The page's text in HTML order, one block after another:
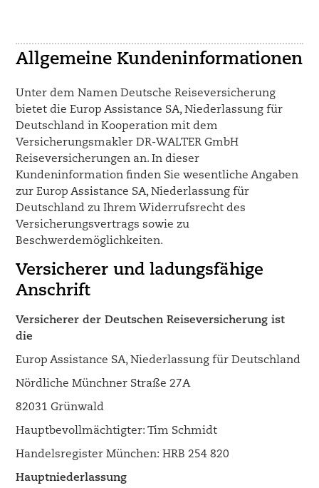
Allgemeine Kundeninformationen
Unter dem Namen Deutsche Reiseversicherung
bietet die Europ Assistance SA, Niederlassung für
Deutschland in Kooperation mit dem
Versicherungsmakler DR-WALTER GmbH
Reiseversicherungen an. In dieser
Kundeninformation finden Sie wesentliche Angaben
zur Europ Assistance SA, Niederlassung für
Deutschland zu Ihrem Widerrufsrecht des
Versicherungsvertrags sowie zu
Beschwerdemöglichkeiten.
Versicherer und ladungsfähige
Anschrift
Versicherer der Deutschen Reiseversicherung ist
die
Europ Assistance SA, Niederlassung für Deutschland
Nördliche Münchner Straße 27A
82031 Grünwald
Hauptbevollmächtigter: Tim Schmidt
Handelsregister München: HRB 254 820
Hauptniederlassung